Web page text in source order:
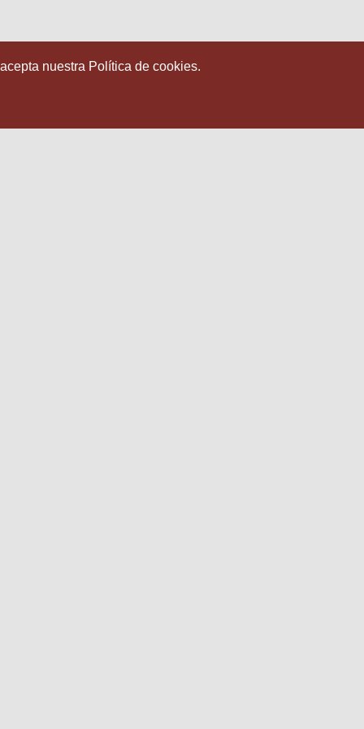
nuestra Política de cookies.